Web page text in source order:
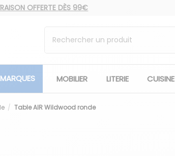
OFFERTE DÈS 99€
MOBILIER LITERIE CUISINE
Table AIR Wildwood ronde